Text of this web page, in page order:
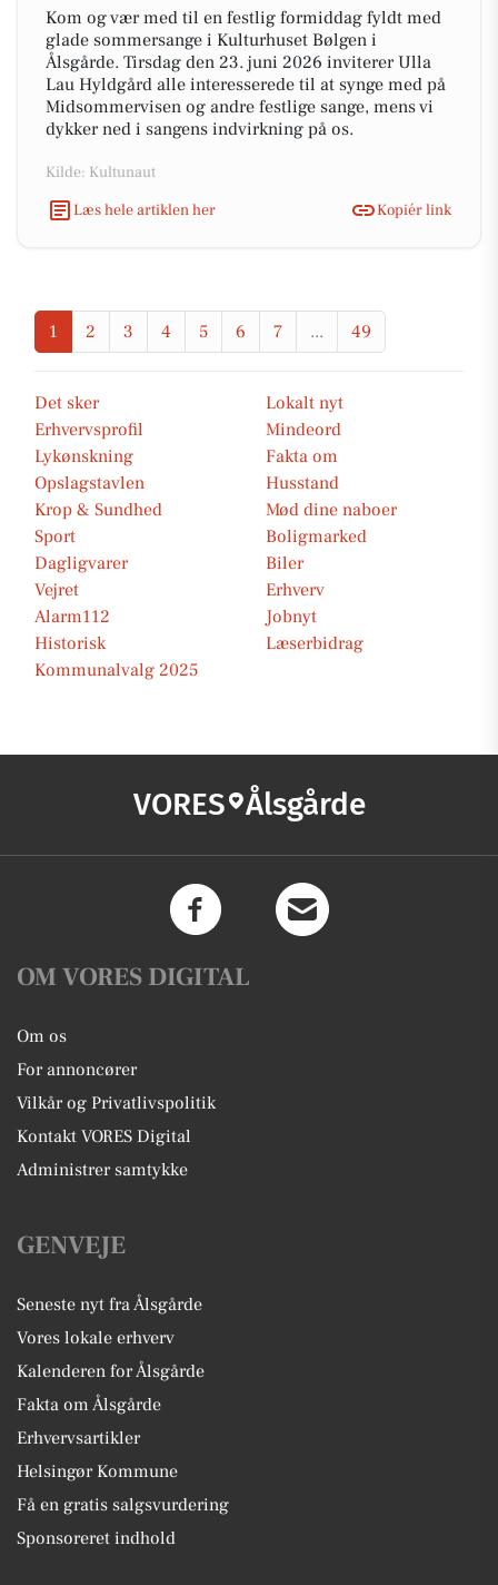
Kom og vær med til en festlig formiddag fyldt med
glade sommersange i Kulturhuset Bølgen i
Ålsgårde. Tirsdag den 23. juni 2026 inviterer Ulla
Lau Hyldgård alle interesserede til at synge med på
Midsommervisen og andre festlige sange, mens vi
dykker ned i sangens indvirkning på os.
Kilde: Kultunaut
Læs hele artiklen her
Kopiér link
1 2 3 4 5 6 7 ... 49
Det sker
Lokalt nyt
Erhvervsprofil
Mindeord
Lykønskning
Fakta om
Opslagstavlen
Husstand
Krop & Sundhed
Mød dine naboer
Sport
Boligmarked
Dagligvarer
Biler
Vejret
Erhverv
Alarm112
Jobnyt
Historisk
Læserbidrag
Kommunalvalg 2025
VORES Ålsgårde
OM VORES DIGITAL
Om os
For annoncører
Vilkår og Privatlivspolitik
Kontakt VORES Digital
Administrer samtykke
GENVEJE
Seneste nyt fra Ålsgårde
Vores lokale erhverv
Kalenderen for Ålsgårde
Fakta om Ålsgårde
Erhvervsartikler
Helsingør Kommune
Få en gratis salgsvurdering
Sponsoreret indhold